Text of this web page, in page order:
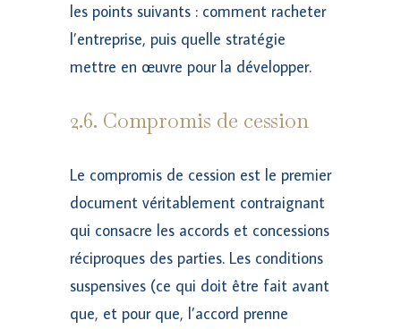
les points suivants : comment racheter
l’entreprise, puis quelle stratégie
mettre en œuvre pour la développer.
2.6. Compromis de cession
Le compromis de cession est le premier
document véritablement contraignant
qui consacre les accords et concessions
réciproques des parties. Les conditions
suspensives (ce qui doit être fait avant
que, et pour que, l’accord prenne